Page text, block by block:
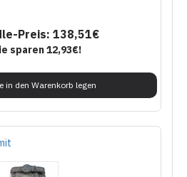
Preis: 138,51€
sparen 12,93€!
in den Warenkorb legen